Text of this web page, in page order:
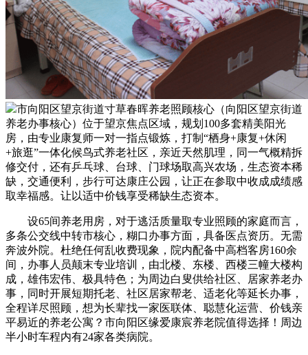
市向阳区望京街道寸草春晖养老照顾核心（向阳区望京街道
养老办事核心）位于望京焦点区域，规划100多套精美阳光
房，由专业康复师一对一指点锻炼，打制“栖身+康复+休闲
+旅逛”一体化候鸟式养老社区，亲近天然肌理，同一气概精拆
修交付，还有乒乓球、台球、门球场取高兴农场，生态资本稀
缺，交通便利，步行可达康庄公园，让正在参取中收成成绩感
取幸福感。让以适中价钱享受稀缺生态资本。
设65间养老用房，对于逃活质量取专业照顾的家庭而言，
多条公交线中转市核心，糊口办事方面，具备医点资历。无需
奔波外院。杜绝任何乱收费现象，院内配备中高档客房160余
间，办事人员颠末专业培训，由北楼、东楼、西楼三幢大楼构
成，雄伟宏伟、极具特色；为周边白叟供给社区、居家养老办
事，同时开展短期托老、社区居家帮老、适老化等延长办事，
全程详尽照顾，想为长辈找一家医联体、聪慧化运营、价钱亲
平易近的养老公寓？市向阳区缘爱康宸养老院值得选择！周边
半小时车程内有24家各类病院。